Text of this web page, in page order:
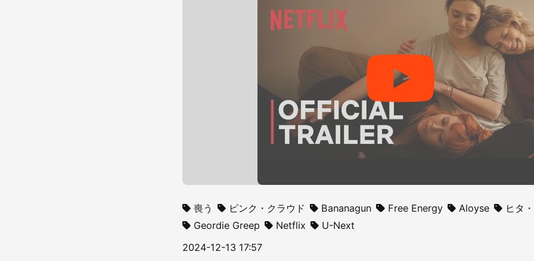
喪う ピンク・クラウド Bananagun Free Energy Aloyse
ヒタ
Geordie Greep
Netflix
U-Next
2024-12-13 17:57